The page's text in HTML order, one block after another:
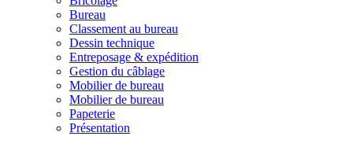
Bureau
Classement au bureau
Dessin technique
Entreposage & expédition
Gestion du câblage
Mobilier de bureau
Mobilier de bureau
Papeterie
Présentation